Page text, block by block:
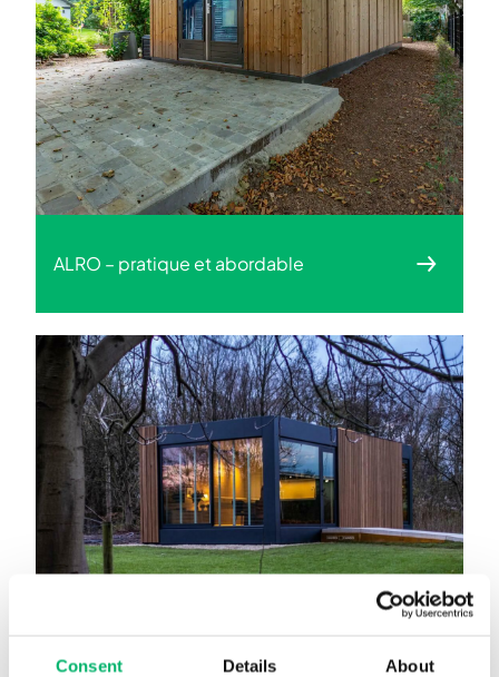
Consent Details About
ALRO – pratique et abordable